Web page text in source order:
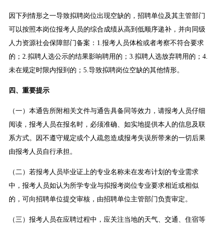
因下列情形之一导致拟聘岗位出现空缺的，招聘单位及其主管部门
可以按照本岗位报考人员的综合成绩从高到低顺序递补，并向同级
人力资源社会保障部门备案：1.报考人员体检或者考察不符合要求
的；2.拟聘人选公示的结果影响聘用的；3.拟聘人选放弃聘用的；4.
未在规定时限内报到的；5.导致拟聘岗位空缺的其他情形。
四、重要提示
（一）本通告所附相关文件与通告具备同等效力，请报考人员仔细
阅读，报考人员在报名时，必须准确、如实地提供本人的信息及联
系方式。因不遵守规定或个人疏忽造成报考失误所带来的一切后果
由报考人员自行承担。
（二）若报考人员毕业证上的专业名称未在发布计划的专业需求
中，报考人员如认为所学专业与拟报考岗位专业要求相近或相似
的，可向招聘单位提交审核，由招聘单位主管部门负责审定。
（三）报考人员在应聘过程中，应关注当地的天气、交通、住宿等